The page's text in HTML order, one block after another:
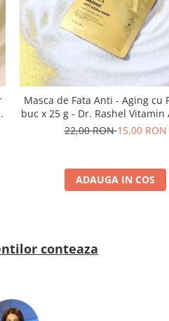
Masca de Fata Anti - Aging cu
buc x 25 g - Dr. Rashel Vitamin
Anti-Aging Mask
22,00 RON15,00 RON
ADAUGA IN COS
conteaza